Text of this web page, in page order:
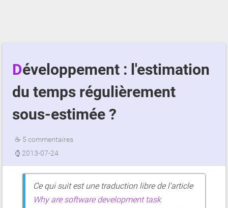
Développement : l'estimation
du temps régulièrement
sous-estimée ?
☕ 5 commentaires
⌚ 2013-07-24
Ce qui suit est une traduction libre de l'article
Why are software development task